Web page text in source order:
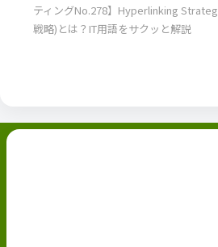
ティングNo.278】Hyperlinking
戦略)とは？IT用語をサクッと解説